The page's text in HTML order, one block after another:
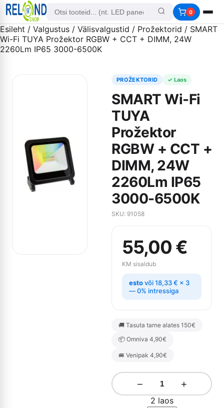
0
Esileht / Valgustus / Välisvalgustid / Prožektorid / SMART
Wi-Fi TUYA Prožektor RGBW + CCT + DIMM, 24W
2260Lm IP65 3000-6500K
PROŽEKTORID ✓ Laos
SMART Wi-Fi
TUYA
Prožektor
RGBW + CCT +
DIMM, 24W
2260Lm IP65
3000-6500K
SKU: 91058
55,00 €
KM sisaldub
estovõi18,33€ × 3
— 0% intressiga
🚚 Tasuta tarne alates 150€
📦 Omniva 4,90€
🚐 Venipak 4,90€
− +
2 laos